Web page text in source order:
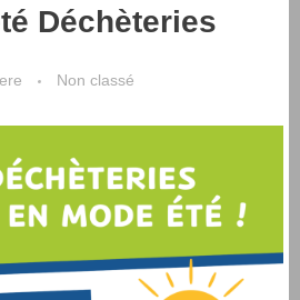
Déchèteries
Non classé